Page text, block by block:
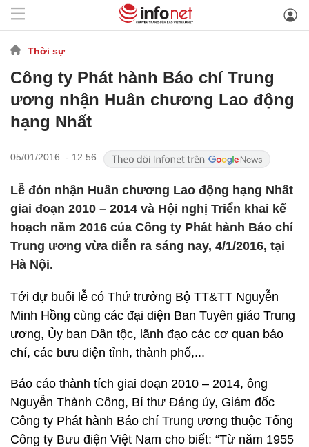
Thời sự
Công ty Phát hành Báo chí Trung
ương nhận Huân chương Lao động
hạng Nhất
05/01/2016 - 12:56
Lễ đón nhận Huân chương Lao động hạng Nhất
giai đoạn 2010 – 2014 và Hội nghị Triển khai kế
hoạch năm 2016 của Công ty Phát hành Báo chí
Trung ương vừa diễn ra sáng nay, 4/1/2016, tại
Hà Nội.
Tới dự buổi lễ có Thứ trưởng Bộ TT&TT Nguyễn
Minh Hồng cùng các đại diện Ban Tuyên giáo Trung
ương, Ủy ban Dân tộc, lãnh đạo các cơ quan báo
chí, các bưu điện tỉnh, thành phố,...
Báo cáo thành tích giai đoạn 2010 – 2014, ông
Nguyễn Thành Công, Bí thư Đảng ủy, Giám đốc
Công ty Phát hành Báo chí Trung ương thuộc Tổng
Công ty Bưu điện Việt Nam cho biết: “Từ năm 1955